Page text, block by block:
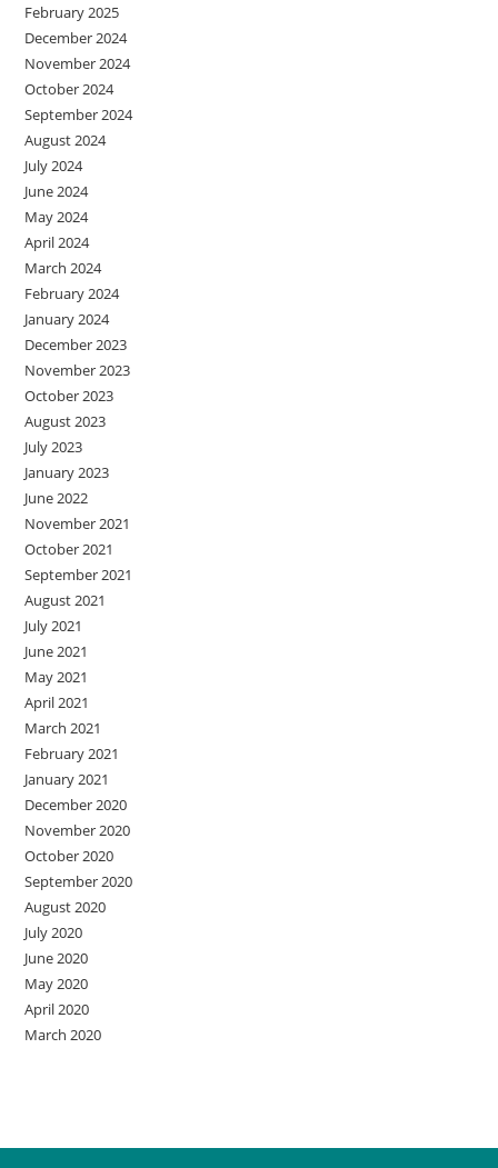
February 2025
December 2024
November 2024
October 2024
September 2024
August 2024
July 2024
June 2024
May 2024
April 2024
March 2024
February 2024
January 2024
December 2023
November 2023
October 2023
August 2023
July 2023
January 2023
June 2022
November 2021
October 2021
September 2021
August 2021
July 2021
June 2021
May 2021
April 2021
March 2021
February 2021
January 2021
December 2020
November 2020
October 2020
September 2020
August 2020
July 2020
June 2020
May 2020
April 2020
March 2020